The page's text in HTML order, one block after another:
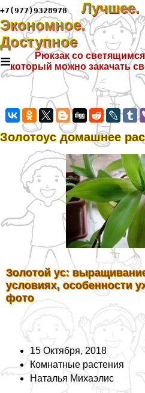
+7(977)9328978
Лучшее.
Экономное.
Доступное
≡
Рюкзак со
который можно закачать
Золотоус домашнее
Золотой ус:
условиях, особенности
фото
15 Октября, 2018
Комнатные растения
Наталья Михаэлис